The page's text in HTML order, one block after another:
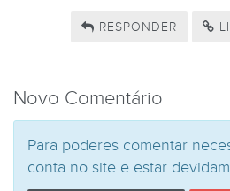
RESPONDER
Novo Comentário
Para poderes comentar
conta no site e estar